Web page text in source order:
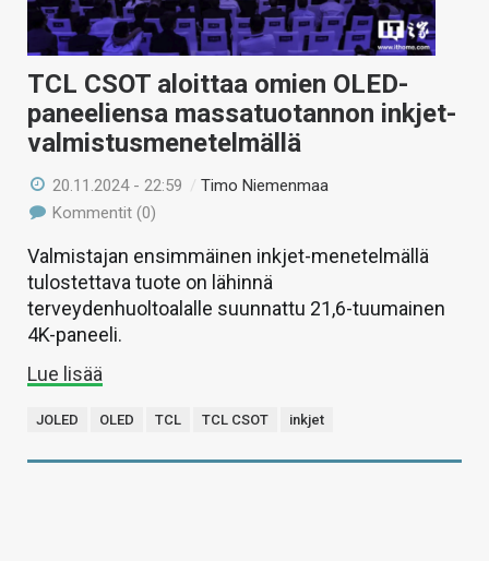
HAKU
TCL CSOT aloittaa omien OLED-
paneeliensa massatuotannon inkjet-
valmistusmenetelmällä
20.11.2024 - 22:59 /Timo Niemenmaa
Kommentit (0)
Valmistajan ensimmäinen inkjet-menetelmällä
tulostettava tuote on lähinnä
terveydenhuoltoalalle suunnattu 21,6-tuumainen
4K-paneeli.
Lue lisää
JOLED OLED TCL TCL CSOT inkjet